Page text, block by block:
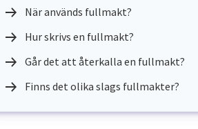
När används fullmakt?
Hur skrivs en fullmakt?
Går det att återkalla en fullmakt?
Finns det olika slags fullmakter?